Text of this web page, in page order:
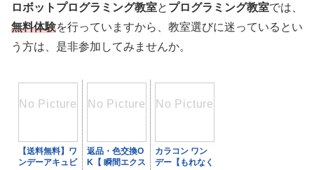
ロボットプログラミング教室と プログラミング教室では、
無料体験を行っていますから、教室選びに迷っているとい
う方は、是非参加してみませんか。